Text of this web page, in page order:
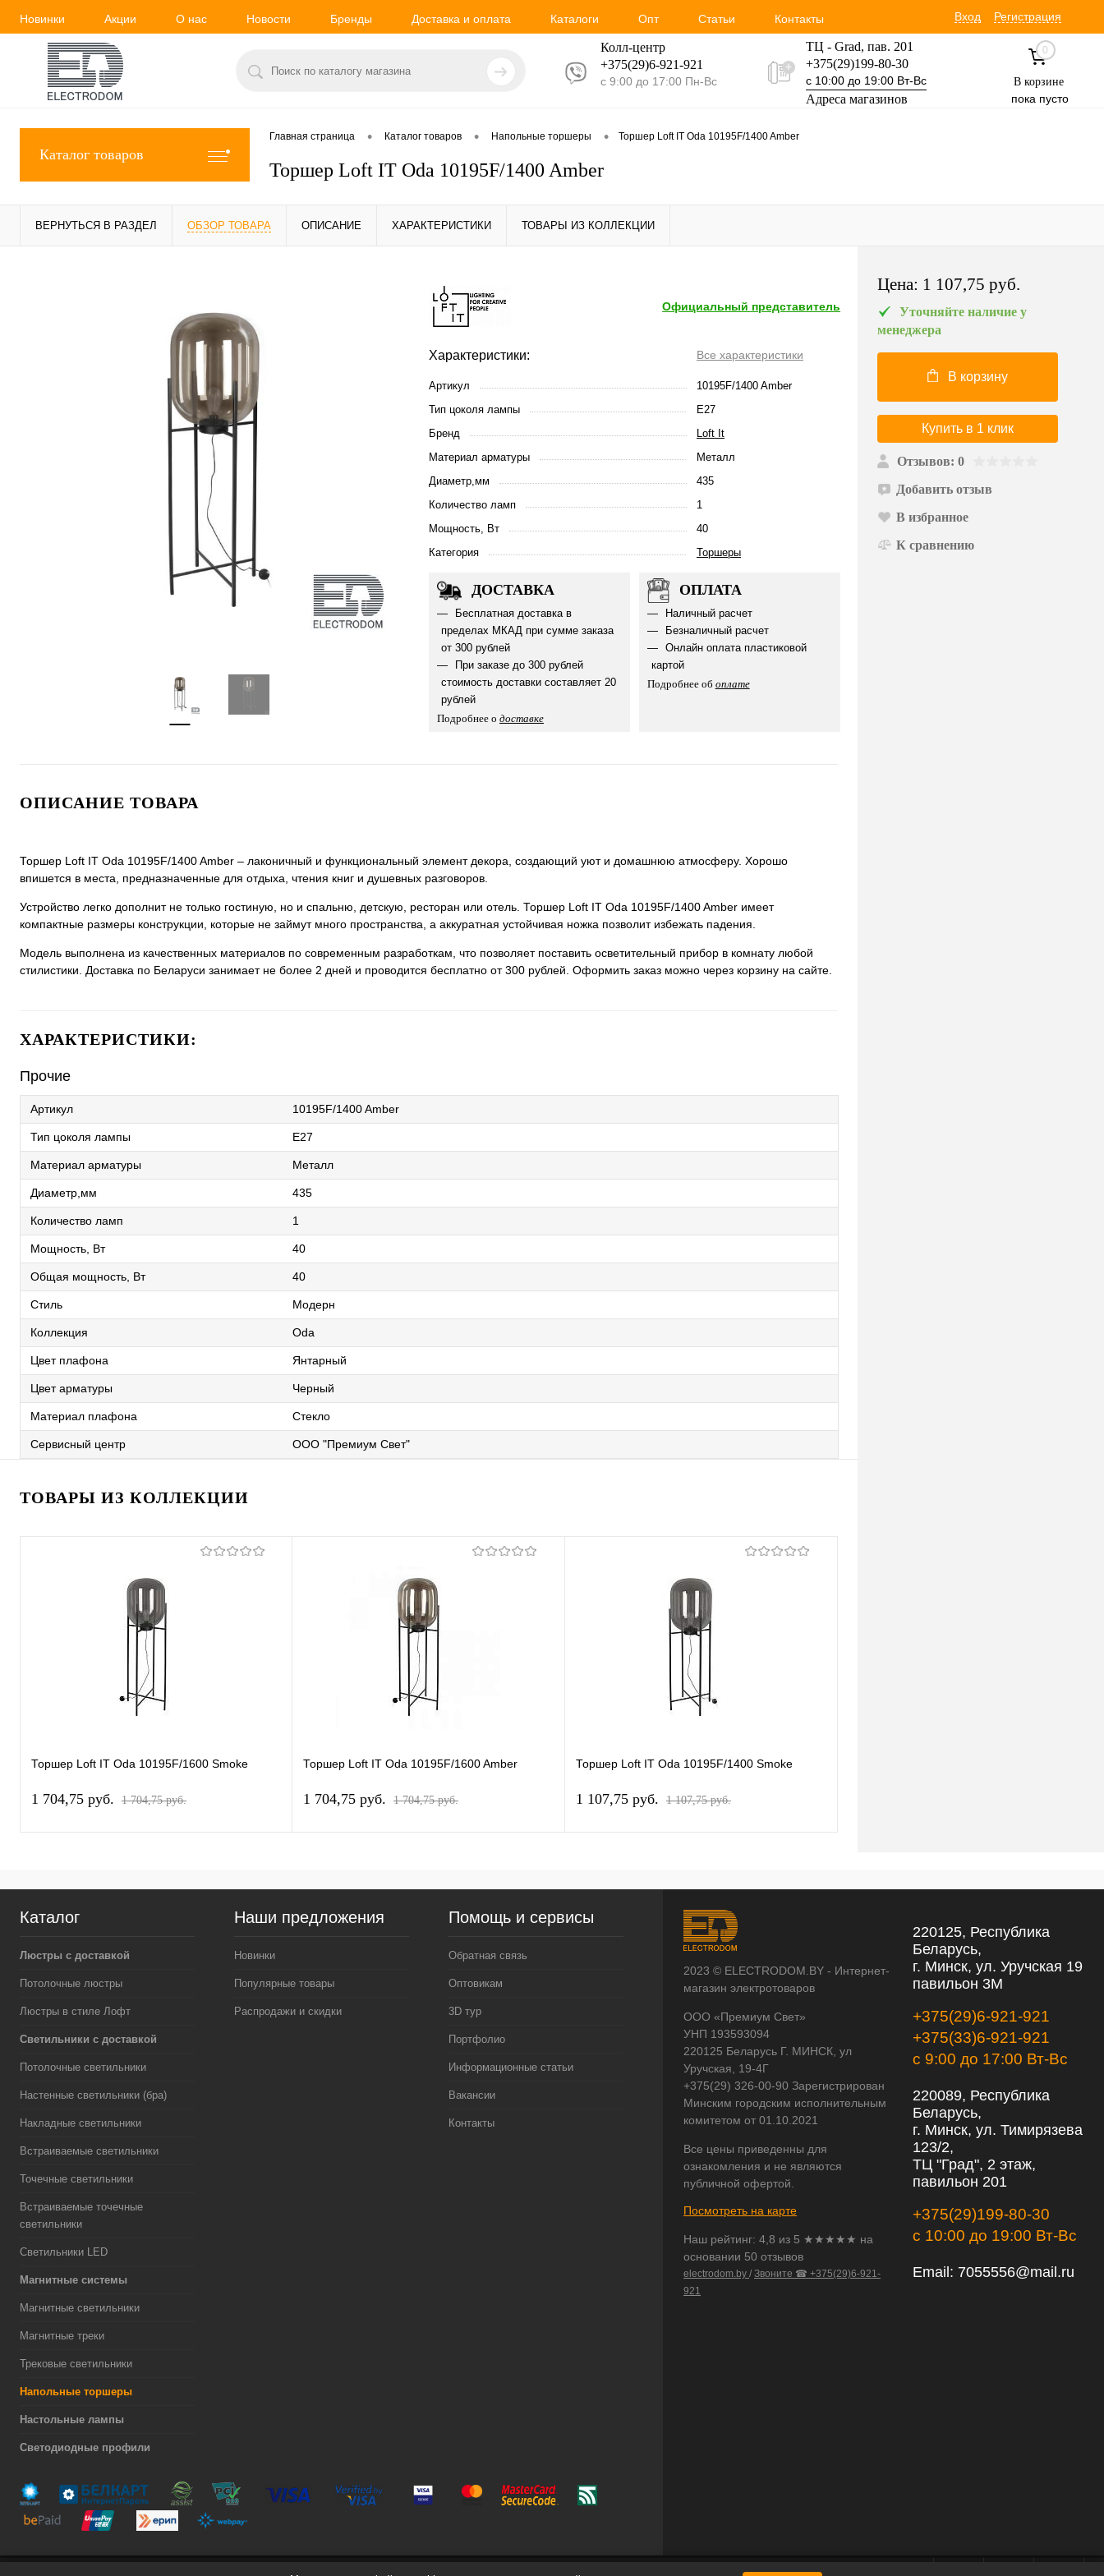
Новинки Акции О нас Новости Бренды Доставка и оплата Каталоги Опт Статьи Контакты Вход Регистрация
Колл-центр
+375(29)6-921-921
с 9:00 до 17:00 Пн-Вс
ТЦ - Grad, пав. 201
+375(29)199-80-30
с 10:00 до 19:00 Вт-Вс
Адреса магазинов
0
В корзине
пока пусто
Каталог товаров
Главная страница • Каталог товаров • Напольные торшеры • Торшер Loft IT Oda 10195F/1400 Amber
Торшер Loft IT Oda 10195F/1400 Amber
ВЕРНУТЬСЯ В РАЗДЕЛ ОБЗОР ТОВАРА ОПИСАНИЕ ХАРАКТЕРИСТИКИ ТОВАРЫ ИЗ КОЛЛЕКЦИИ
Официальный представитель
Характеристики: Все характеристики
Артикул
10195F/1400 Amber
Тип цоколя лампы
E27
Бренд
Loft It
Материал арматуры
Металл
Диаметр,мм
435
Количество ламп
1
Мощность, Вт
40
Категория
Торшеры
ДОСТАВКА
Бесплатная доставка в
пределах МКАД при сумме заказа
от 300 рублей
При заказе до 300 рублей
стоимость доставки составляет 20
рублей
Подробнее о доставке
ОПЛАТА
Наличный расчет
Безналичный расчет
Онлайн оплата пластиковой
картой
Подробнее об оплате
ОПИСАНИЕ ТОВАРА
Торшер Loft IT Oda 10195F/1400 Amber – лаконичный и функциональный элемент декора, создающий уют и домашнюю атмосферу. Хорошо
впишется в места, предназначенные для отдыха, чтения книг и душевных разговоров.
Устройство легко дополнит не только гостиную, но и спальню, детскую, ресторан или отель. Торшер Loft IT Oda 10195F/1400 Amber имеет
компактные размеры конструкции, которые не займут много пространства, а аккуратная устойчивая ножка позволит избежать падения.
Модель выполнена из качественных материалов по современным разработкам, что позволяет поставить осветительный прибор в комнату любой
стилистики. Доставка по Беларуси занимает не более 2 дней и проводится бесплатно от 300 рублей. Оформить заказ можно через корзину на сайте.
ХАРАКТЕРИСТИКИ:
Прочие
Артикул 10195F/1400 Amber
Тип цоколя лампы E27
Материал арматуры Металл
Диаметр,мм 435
Количество ламп 1
Мощность, Вт 40
Общая мощность, Вт 40
Стиль Модерн
Коллекция Oda
Цвет плафона Янтарный
Цвет арматуры Черный
Материал плафона Стекло
Сервисный центр ООО "Премиум Свет"
ТОВАРЫ ИЗ КОЛЛЕКЦИИ
Торшер Loft IT Oda 10195F/1600 Smoke
1 704,75 pуб. 1 704,75 pуб.
Торшер Loft IT Oda 10195F/1600 Amber
1 704,75 pуб. 1 704,75 pуб.
Торшер Loft IT Oda 10195F/1400 Smoke
1 107,75 pуб. 1 107,75 pуб.
Цена: 1 107,75 pуб.
Уточняйте наличие у
менеджера
В корзину
Купить в 1 клик
Отзывов: 0
Добавить отзыв
В избранное
К сравнению
Каталог
Люстры с доставкой
Потолочные люстры
Люстры в стиле Лофт
Светильники с доставкой
Потолочные светильники
Настенные светильники (бра)
Накладные светильники
Встраиваемые светильники
Точечные светильники
Встраиваемые точечные
светильники
Светильники LED
Магнитные системы
Магнитные светильники
Магнитные треки
Трековые светильники
Напольные торшеры
Настольные лампы
Светодиодные профили
Наши предложения
Новинки
Популярные товары
Распродажи и скидки
Помощь и сервисы
Обратная связь
Оптовикам
3D тур
Портфолио
Информационные статьи
Вакансии
Контакты
2023 © ELECTRODOM.BY - Интернет-
магазин электротоваров
ООО «Премиум Свет»
УНП 193593094
220125 Беларусь Г. МИНСК, ул
Уручская, 19-4Г
+375(29) 326-00-90 Зарегистрирован
Минским городским исполнительным
комитетом от 01.10.2021
Все цены приведенны для
ознакомления и не являются
публичной офертой.
Посмотреть на карте
Наш рейтинг: 4,8 из 5 ★★★★★ на
основании 50 отзывов
electrodom.by / Звоните ☎ +375(29)6-921-
921
220125, Республика
Беларусь,
г. Минск, ул. Уручская 19
павильон 3М
+375(29)6-921-921
+375(33)6-921-921
с 9:00 до 17:00 Вт-Вс
220089, Республика
Беларусь,
г. Минск, ул. Тимирязева
123/2,
ТЦ "Град", 2 этаж,
павильон 201
+375(29)199-80-30
с 10:00 до 19:00 Вт-Вс
Email: 7055556@mail.ru